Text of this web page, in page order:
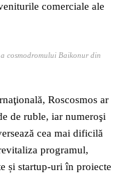
comerciale ale
cosmodromului Baikonur din
Roscosmos ar
de ruble, iar numeroşi
cea mai dificilă
programul,
și startup‑uri în proiecte